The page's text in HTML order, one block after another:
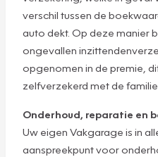
verschil tussen de
auto dekt. Op deze manier
ongevallen
opgenomen in de premie,
zelfverzekerd met de
Onderhoud, reparatie en
Uw eigen Vakgarage is in
aanspreekpunt voor